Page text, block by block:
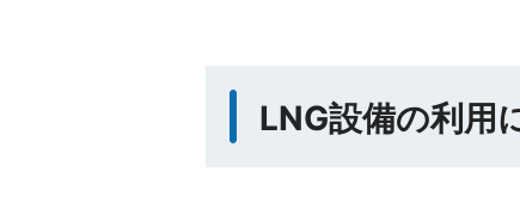
LNG設備の利用